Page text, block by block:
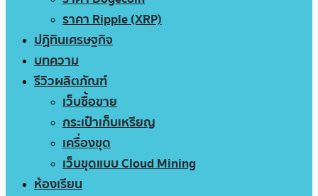
ราคา Ripple (XRP)
ปฏิทินเศรษฐกิจ
บทความ
รีวิวผลิตภัณฑ์
เว็บซื้อขาย
กระเป๋าเก็บเหรียญ
เครื่องขุด
เว็บขุดแบบ Cloud Mining
ห้องเรียน